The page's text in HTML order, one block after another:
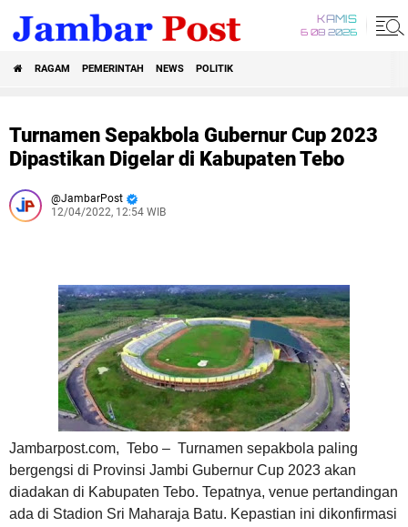
KAMIS
6 08 2026
RAGAM PEMERINTAH NEWS POLITIK
Turnamen Sepakbola Gubernur Cup 2023
Dipastikan Digelar di Kabupaten Tebo
JambarPost
12/04/2022, 12:54 WIB
Jambarpost.com, Tebo – Turnamen sepakbola paling
bergengsi di Provinsi Jambi Gubernur Cup 2023 akan
diadakan di Kabupaten Tebo. Tepatnya, venue pertandingan
ada di Stadion Sri Maharaja Batu. Kepastian ini dikonfirmasi